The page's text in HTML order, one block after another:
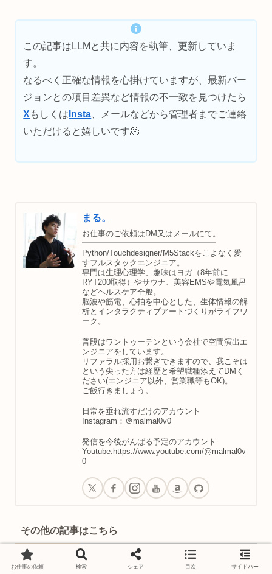
この記事はLLMと共に内容を執筆、更新していま
す。
なるべく正確な情報を心掛けていますが、最新バー
ジョンとの項目差異など情報の不一致を見つけたら
X もしくは Insta 、メールなどから管理者までご連絡
いただけると嬉しいです🫠
まる。
お仕事のご依頼はDM又はメールにて。
━━━━━━━━━━━━━━━━━
Python/Touchdesigner/M5Stackをこよなく愛
すフルスタックエンジニア。
専門は生理心理学、趣味はヨガ（8年前に
RYT200取得）やサウナ、美容EMSや電気風呂
などヘルスケア全般。
脳波や筋電、心拍を中心とした、生体情報の解
析とインタラクティブアートづくりがライフワ
ーク。
普段はワントゥーテンという会社で空間演出エ
ンジニアをしています。
リファラル採用お繋ぎできますので、我こそは
という尖った方は経歴と希望職種添えてDMく
ださい(エンジニア以外、営業職等もOK)。
ご飯行きましょう。
日常を垂れ流すだけのアカウント
Instagram：＠malmal0v0
発信を今後がんばる予定のアカウント
Youtube:https://www.youtube.com/@malmal0v
0
その他の記事はこちら
トカゲのポーズ（ウッターナ・プリ
お仕事の依頼 検索 シェア 目次 サイドバー